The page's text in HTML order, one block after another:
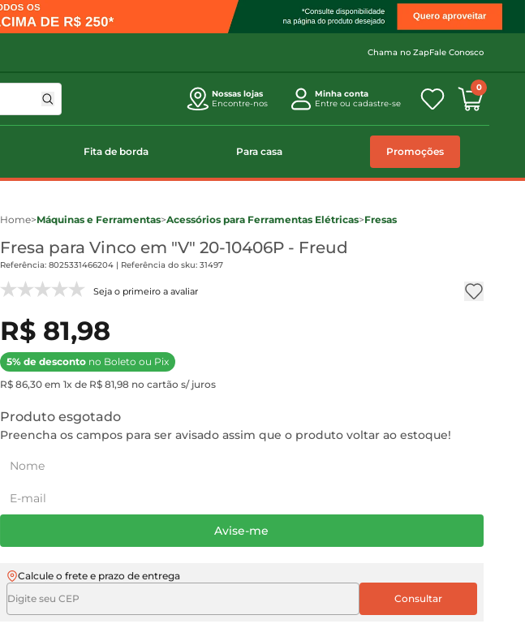
Chama no ZapFale Conosco
Nossas lojas
Encontre-nos
Minha conta
Entre ou cadastre-se
0
Fita de borda Para casa Promoções
Home>Máquinas e Ferramentas>Acessórios para Ferramentas Elétricas>Fresas
Fresa para Vinco em "V" 20-10406P - Freud
Referência: 8025331466204 | Referência do sku: 31497
Seja o primeiro a avaliar
R$ 81,98
5% de descontono Boleto ou Pix
R$ 86,30 em 1x de R$ 81,98 no cartão s/ juros
Produto esgotado
Preencha os campos para ser avisado assim que o produto voltar ao estoque!
Avise-me
Calcule o frete e prazo de entrega